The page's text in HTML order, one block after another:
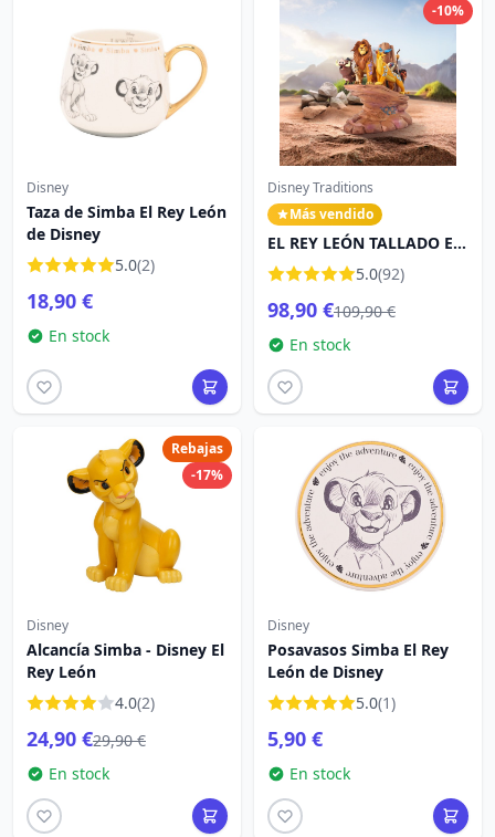
Disney
Taza de Simba El Rey León
de Disney
5.0(2)
18,90 €
En stock
-10%
Disney Traditions
Más vendido
EL REY LEÓN TALLADO EN
PIEDRA - DISNEY
TRADITIONS
5.0(92)
98,90 €109,90 €
En stock
Rebajas
-17%
Disney
Alcancía Simba - Disney El
Rey León
4.0(2)
24,90 €29,90 €
En stock
Disney
Posavasos Simba El Rey
León de Disney
5.0(1)
5,90 €
En stock